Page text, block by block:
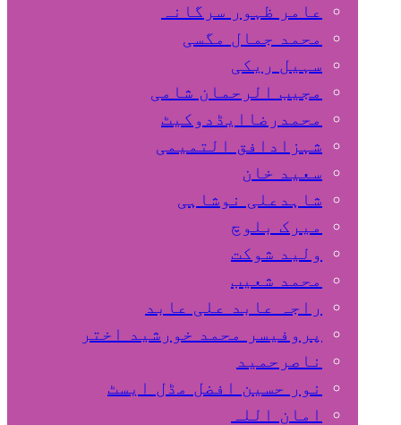
عامر ظہور سرگانہ
محمد جمال مگسی
سہیل ريكی
مجیب الرحمان شامی
محمدرضاایڈدوکیٹ
شہزادافق التمیمی
سعید خان
شاہدعلی نوشاہی
میرک بلوچ
ولید شوکت
محمد شعیب
راجہ عابد علی عابد
پروفیسر محمد خورشید اختر
ناصرحمید
نور حسین افضل مڈل ایسٹ
امان اللہ